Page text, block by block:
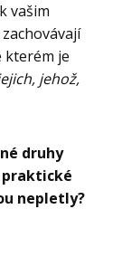
vašim
kterém je
jehož,
druhy
praktické
nepletly?